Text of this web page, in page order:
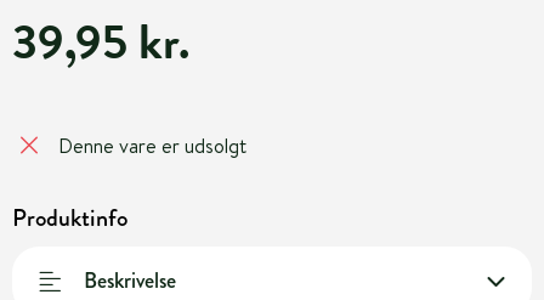
39,95 kr.
Denne vare er udsolgt
Produktinfo
Beskrivelse